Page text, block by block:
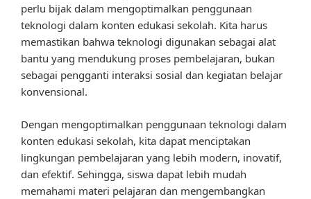
perlu bijak dalam mengoptimalkan penggunaan
teknologi dalam konten edukasi sekolah. Kita harus
memastikan bahwa teknologi digunakan sebagai alat
bantu yang mendukung proses pembelajaran, bukan
sebagai pengganti interaksi sosial dan kegiatan belajar
konvensional.
Dengan mengoptimalkan penggunaan teknologi dalam
konten edukasi sekolah, kita dapat menciptakan
lingkungan pembelajaran yang lebih modern, inovatif,
dan efektif. Sehingga, siswa dapat lebih mudah
memahami materi pelajaran dan mengembangkan